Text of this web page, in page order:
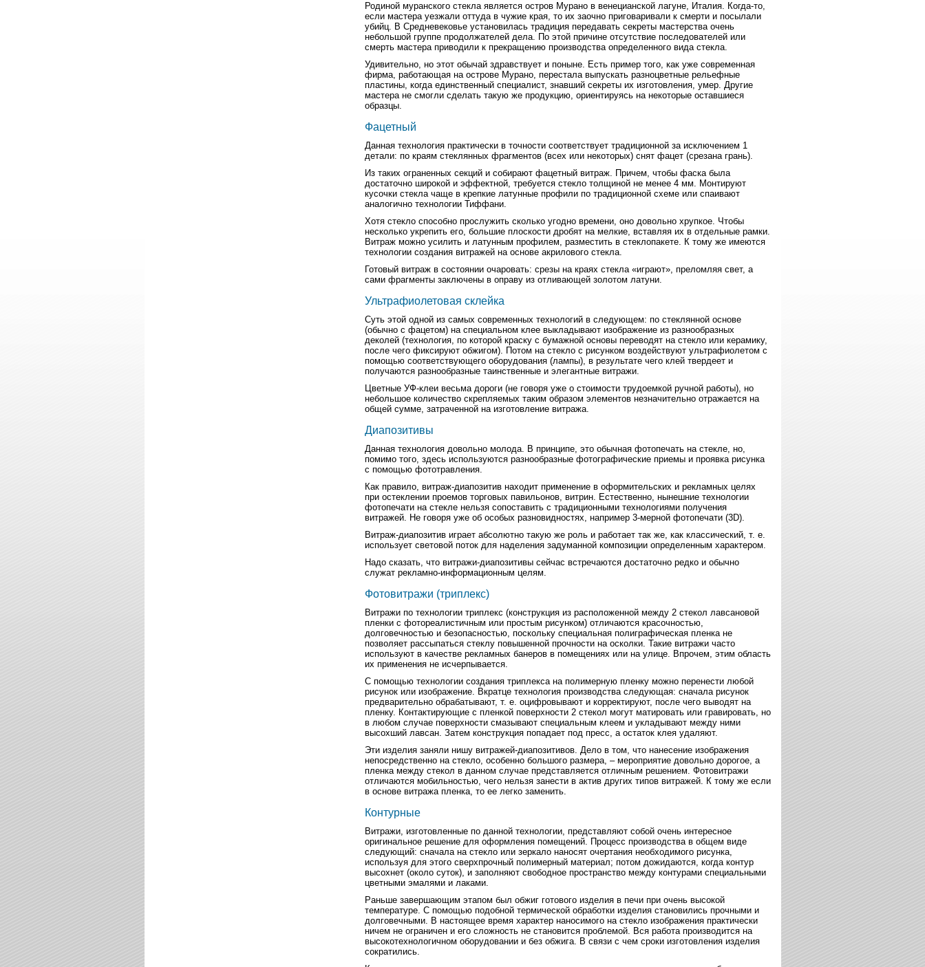
Родиной муранского стекла является остров Мурано в венецианской лагуне, Италия. Когда-то,
если мастера уезжали оттуда в чужие края, то их заочно приговаривали к смерти и посылали
убийц. В Средневековье установилась традиция передавать секреты мастерства очень
небольшой группе продолжателей дела. По этой причине отсутствие последователей или
смерть мастера приводили к прекращению производства определенного вида стекла.
Удивительно, но этот обычай здравствует и поныне. Есть пример того, как уже современная
фирма, работающая на острове Мурано, перестала выпускать разноцветные рельефные
пластины, когда единственный специалист, знавший секреты их изготовления, умер. Другие
мастера не смогли сделать такую же продукцию, ориентируясь на некоторые оставшиеся
образцы.
Фацетный
Данная технология практически в точности соответствует традиционной за исключением 1
детали: по краям стеклянных фрагментов (всех или некоторых) снят фацет (срезана грань).
Из таких ограненных секций и собирают фацетный витраж. Причем, чтобы фаска была
достаточно широкой и эффектной, требуется стекло толщиной не менее 4 мм. Монтируют
кусочки стекла чаще в крепкие латунные профили по традиционной схеме или спаивают
аналогично технологии Тиффани.
Хотя стекло способно прослужить сколько угодно времени, оно довольно хрупкое. Чтобы
несколько укрепить его, большие плоскости дробят на мелкие, вставляя их в отдельные рамки.
Витраж можно усилить и латунным профилем, разместить в стеклопакете. К тому же имеются
технологии создания витражей на основе акрилового стекла.
Готовый витраж в состоянии очаровать: срезы на краях стекла «играют», преломляя свет, а
сами фрагменты заключены в оправу из отливающей золотом латуни.
Ультрафиолетовая склейка
Суть этой одной из самых современных технологий в следующем: по стеклянной основе
(обычно с фацетом) на специальном клее выкладывают изображение из разнообразных
деколей (технология, по которой краску с бумажной основы переводят на стекло или керамику,
после чего фиксируют обжигом). Потом на стекло с рисунком воздействуют ультрафиолетом с
помощью соответствующего оборудования (лампы), в результате чего клей твердеет и
получаются разнообразные таинственные и элегантные витражи.
Цветные УФ-клеи весьма дороги (не говоря уже о стоимости трудоемкой ручной работы), но
небольшое количество скрепляемых таким образом элементов незначительно отражается на
общей сумме, затраченной на изготовление витража.
Диапозитивы
Данная технология довольно молода. В принципе, это обычная фотопечать на стекле, но,
помимо того, здесь используются разнообразные фотографические приемы и проявка рисунка
с помощью фототравления.
Как правило, витраж-диапозитив находит применение в оформительских и рекламных целях
при остеклении проемов торговых павильонов, витрин. Естественно, нынешние технологии
фотопечати на стекле нельзя сопоставить с традиционными технологиями получения
витражей. Не говоря уже об особых разновидностях, например 3-мерной фотопечати (3D).
Витраж-диапозитив играет абсолютно такую же роль и работает так же, как классический, т. е.
использует световой поток для наделения задуманной композиции определенным характером.
Надо сказать, что витражи-диапозитивы сейчас встречаются достаточно редко и обычно
служат рекламно-информационным целям.
Фотовитражи (триплекс)
Витражи по технологии триплекс (конструкция из расположенной между 2 стекол лавсановой
пленки с фотореалистичным или простым рисунком) отличаются красочностью,
долговечностью и безопасностью, поскольку специальная полиграфическая пленка не
позволяет рассыпаться стеклу повышенной прочности на осколки. Такие витражи часто
используют в качестве рекламных банеров в помещениях или на улице. Впрочем, этим область
их применения не исчерпывается.
С помощью технологии создания триплекса на полимерную пленку можно перенести любой
рисунок или изображение. Вкратце технология производства следующая: сначала рисунок
предварительно обрабатывают, т. е. оцифровывают и корректируют, после чего выводят на
пленку. Контактирующие с пленкой поверхности 2 стекол могут матировать или гравировать, но
в любом случае поверхности смазывают специальным клеем и укладывают между ними
высохший лавсан. Затем конструкция попадает под пресс, а остаток клея удаляют.
Эти изделия заняли нишу витражей-диапозитивов. Дело в том, что нанесение изображения
непосредственно на стекло, особенно большого размера, – мероприятие довольно дорогое, а
пленка между стекол в данном случае представляется отличным решением. Фотовитражи
отличаются мобильностью, чего нельзя занести в актив других типов витражей. К тому же если
в основе витража пленка, то ее легко заменить.
Контурные
Витражи, изготовленные по данной технологии, представляют собой очень интересное
оригинальное решение для оформления помещений. Процесс производства в общем виде
следующий: сначала на стекло или зеркало наносят очертания необходимого рисунка,
используя для этого сверхпрочный полимерный материал; потом дожидаются, когда контур
высохнет (около суток), и заполняют свободное пространство между контурами специальными
цветными эмалями и лаками.
Раньше завершающим этапом был обжиг готового изделия в печи при очень высокой
температуре. С помощью подобной термической обработки изделия становились прочными и
долговечными. В настоящее время характер наносимого на стекло изображения практически
ничем не ограничен и его сложность не становится проблемой. Вся работа производится на
высокотехнологичном оборудовании и без обжига. В связи с чем сроки изготовления изделия
сократились.